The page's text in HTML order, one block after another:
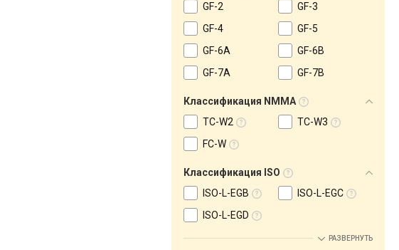
GF-2
GF-3
GF-4
GF-5
GF-6A
GF-6B
GF-7A
GF-7B
Классификация NMMA
TC-W2
TC-W3
FC-W
Классификация ISO
ISO-L-EGB
ISO-L-EGC
ISO-L-EGD
РАЗВЕРНУТЬ